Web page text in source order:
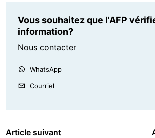
Vous souhaitez que l'AFP
information?
Nous contacter
WhatsApp
Courriel
Article suivant